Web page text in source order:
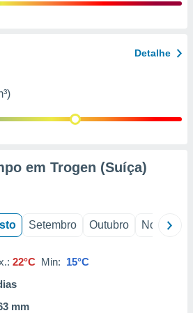
Detalhe
em Trogen (Suíça)
Setembro Outubro Novembro
22°C Min: 15°C
mm